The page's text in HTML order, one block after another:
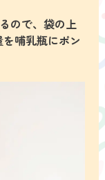
ので、 袋の上
哺乳瓶にポン